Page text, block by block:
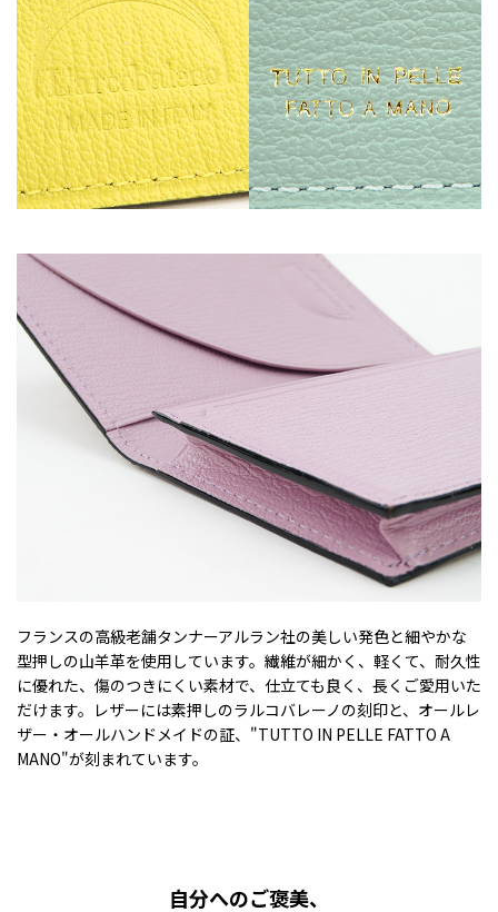
フランスの高級老舗タンナーアルラン社の美しい発色と細やかな
型押しの山羊革を使用しています。繊維が細かく、軽くて、耐久性
に優れた、傷のつきにくい素材で、仕立ても良く、長くご愛用いた
だけます。レザーには素押しのラルコバレーノの刻印と、オールレ
ザー・オールハンドメイドの証、"TUTTO IN PELLE FATTO A
MANO"が刻まれています。
自分へのご褒美、